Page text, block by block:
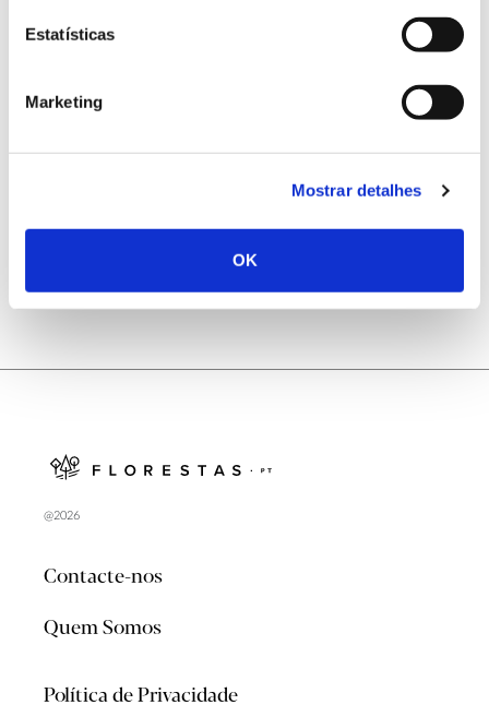
Estatísticas
Marketing
Mostrar detalhes
OK
@2026
Contacte-nos
Quem Somos
Política de Privacidade